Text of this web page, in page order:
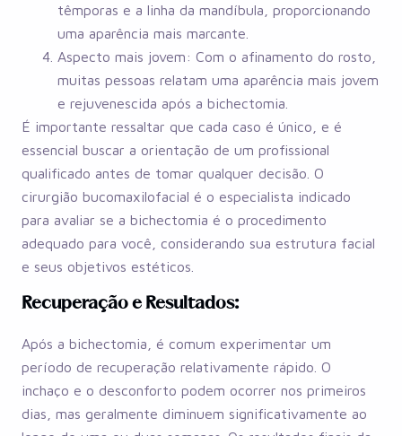
têmporas e a linha da mandíbula, proporcionando
uma aparência mais marcante.
Aspecto mais jovem: Com o afinamento do rosto,
muitas pessoas relatam uma aparência mais jovem
e rejuvenescida após a bichectomia.
É importante ressaltar que cada caso é único, e é
essencial buscar a orientação de um profissional
qualificado antes de tomar qualquer decisão. O
cirurgião bucomaxilofacial é o especialista indicado
para avaliar se a bichectomia é o procedimento
adequado para você, considerando sua estrutura facial
e seus objetivos estéticos.
Recuperação e Resultados:
Após a bichectomia, é comum experimentar um
período de recuperação relativamente rápido. O
inchaço e o desconforto podem ocorrer nos primeiros
dias, mas geralmente diminuem significativamente ao